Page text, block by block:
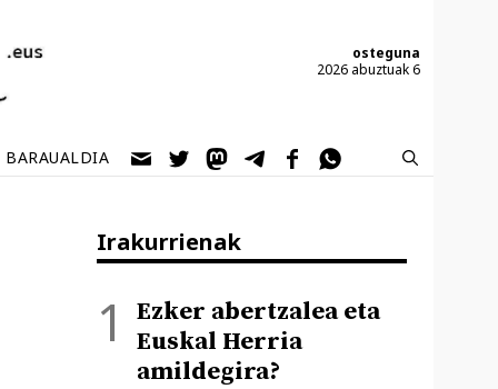
osteguna
2026 abuztuak 6
BARAUALDIA
Irakurrienak
Ezker abertzalea eta
Euskal Herria
amildegira?